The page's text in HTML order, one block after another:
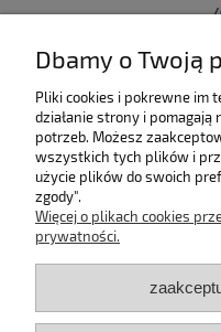
Dbamy o Twoją
Pliki cookies i pokrewne im
działanie strony i pomagają
potrzeb. Możesz
wszystkich tych plików i
użycie plików do swoich
zgody".
Więcej o plikach cookies
prywatności.